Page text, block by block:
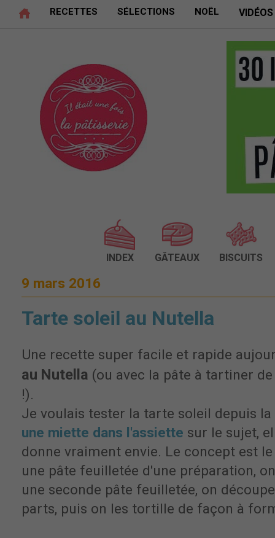
RECETTES SÉLECTIONS NOËL VIDÉOS
INDEX GÂTEAUX BISCUITS
9 mars 2016
Tarte soleil au Nutella
Une recette super facile et rapide
au Nutella (ou avec la pâte à tartiner
!).
Je voulais tester la tarte soleil depuis
une miette dans l'assiette sur le sujet,
donne vraiment envie. Le concept est
une pâte feuilletée d'une préparation,
une seconde pâte feuilletée, on
parts, puis on les tortille de façon à